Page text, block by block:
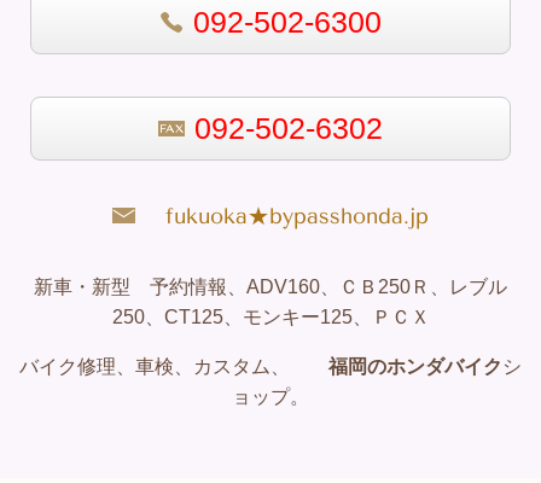
092-502-6300
092-502-6302
fukuoka★bypasshonda.jp
新車・新型 予約情報、ADV160、ＣＢ250Ｒ、レブル
250、CT125、モンキー125、ＰＣＸ
バイク修理、車検、カスタム、 福岡のホンダバイク シ
ョップ。